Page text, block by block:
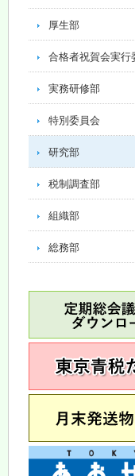
厚生部
合格者祝賀会実行
実務研修部
特別委員会
研究部
税制調査部
組織部
総務部